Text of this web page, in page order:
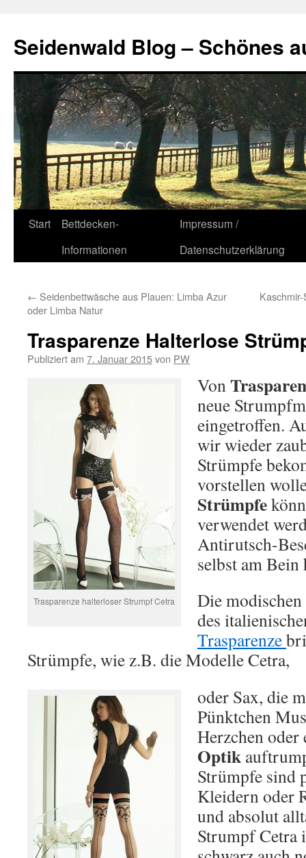
Seidenwald Blog – Schönes
Zum
Start
Bettdecken-
Informationen
Impressum /
Datenschutzerklärung
← Seidenbettwäsche aus Plauen: Limba Azur
oder Limba Natur
Trasparenze Halterlose
Publiziert am 7. Januar 2015von PW
Trasparenze halterloser Strumpf Cetra
Von
neue
eingetroffen.
wir wieder
Strümpfe
vorstellen
Strümpfe
verwendet
Antirutsch-
selbst am Bein
Die
des
Trasparenze
Strümpfe, wie z.B. die Modelle Cetra,
oder Sax, die
Pünktchen
Herzchen
Optik
Strümpfe sind
Kleidern oder
und absolut
Strumpf Cetra